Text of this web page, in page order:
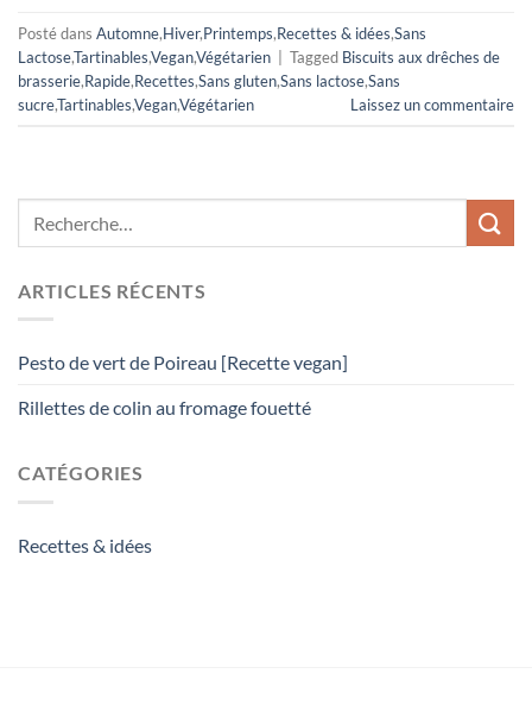
Posté dans Automne,Hiver,Printemps,Recettes & idées,Sans
Lactose,Tartinables,Vegan,Végétarien Tagged Biscuits aux drêches de
brasserie,Rapide,Recettes,Sans gluten,Sans lactose,Sans
sucre,Tartinables,Vegan,Végétarien Laissez un commentaire
ARTICLES RÉCENTS
Pesto de vert de Poireau [Recette vegan]
Rillettes de colin au fromage fouetté
CATÉGORIES
Recettes & idées